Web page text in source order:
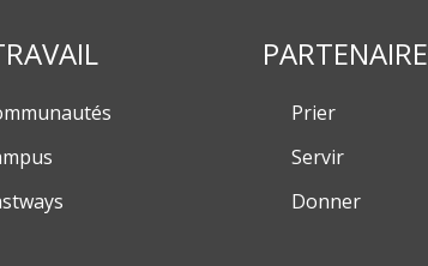
PARTENAIRE
Prier
Servir
Donner